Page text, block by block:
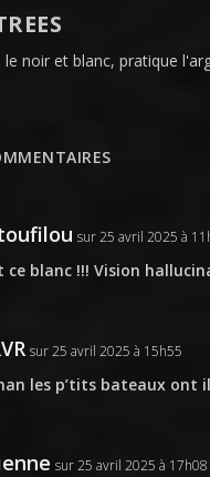
le noir et blanc, pratique
sur 25 avril 2025 à
ce blanc !!! Vision
sur 25 avril 2025 à 15h55
les p’tits bateaux ont
sur 25 avril 2025 à 17h08